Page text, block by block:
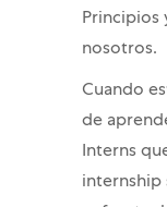
Principios
nosotros.
Cuando
de
Interns
internship